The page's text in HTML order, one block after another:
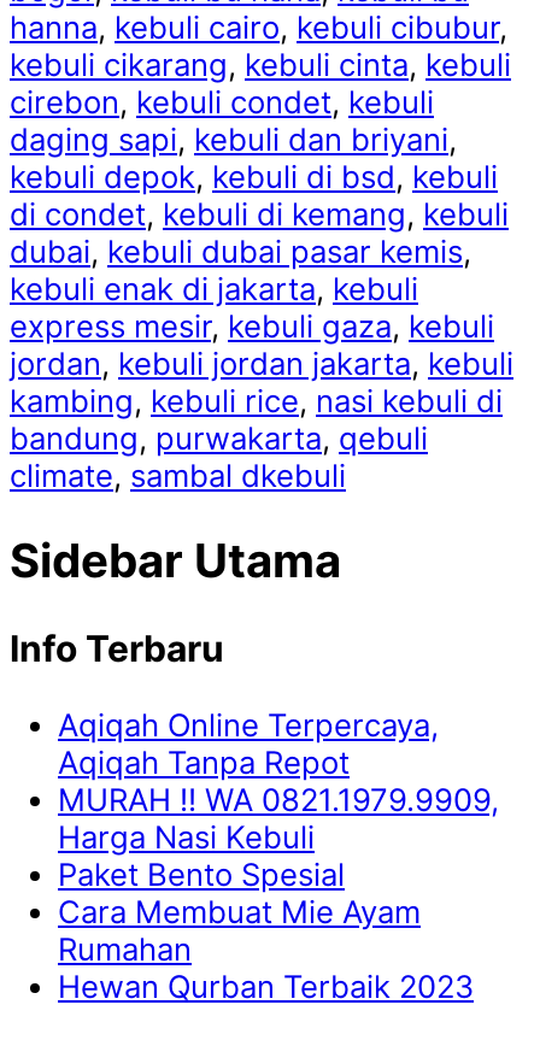
hanna, kebuli cairo, kebuli cibubur,
kebuli cikarang, kebuli cinta, kebuli
cirebon, kebuli condet, kebuli
daging sapi, kebuli dan briyani,
kebuli depok, kebuli di bsd, kebuli
di condet, kebuli di kemang, kebuli
dubai, kebuli dubai pasar kemis,
kebuli enak di jakarta, kebuli
express mesir, kebuli gaza, kebuli
jordan, kebuli jordan jakarta, kebuli
kambing, kebuli rice, nasi kebuli di
bandung, purwakarta, qebuli
climate, sambal dkebuli
Sidebar Utama
Info Terbaru
Aqiqah Online Terpercaya,
Aqiqah Tanpa Repot
MURAH !! WA 0821.1979.9909,
Harga Nasi Kebuli
Paket Bento Spesial
Cara Membuat Mie Ayam
Rumahan
Hewan Qurban Terbaik 2023